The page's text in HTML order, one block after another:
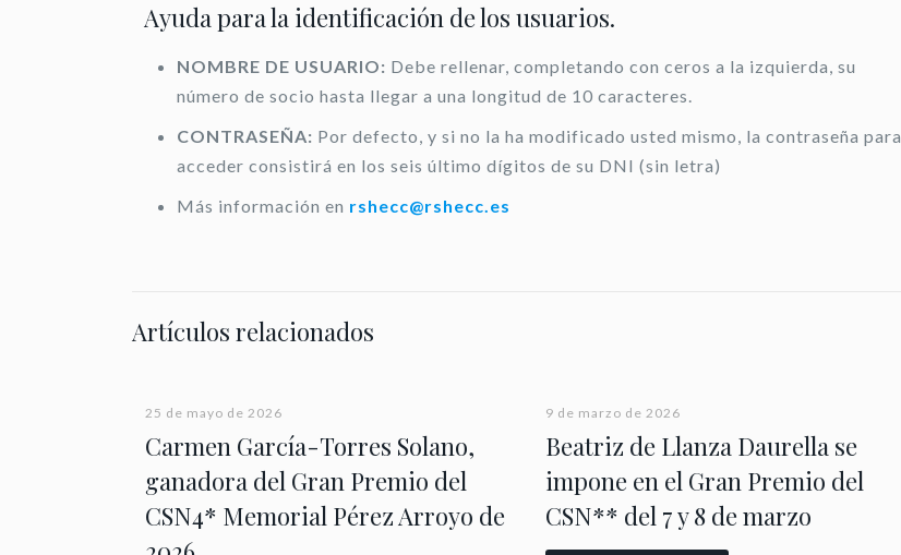
Ayuda para la identificación de los usuarios.
NOMBRE DE USUARIO: Debe rellenar, completando con ceros a la izquierda, su
número de socio hasta llegar a una longitud de 10 caracteres.
CONTRASEÑA: Por defecto, y si no la ha modificado usted mismo, la contraseña para
acceder consistirá en los seis último dígitos de su DNI (sin letra)
Más información en rshecc@rshecc.es
Artículos relacionados
25 de mayo de 2026
Carmen García-Torres Solano,
ganadora del Gran Premio del
CSN4* Memorial Pérez Arroyo de
9 de marzo de 2026
Beatriz de Llanza Daurella se
impone en el Gran Premio del
CSN** del 7 y 8 de marzo